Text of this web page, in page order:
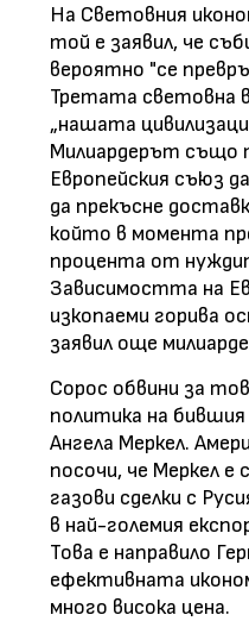
На Световния
той е заявил, че
вероятно "се
Третата световна
„нашата
Милиардерът също
Европейския съюз
да прекъсне
който в момента
процента от
Зависимостта на
изкопаеми горива
заявил още
Сорос обвини за
политика на бившия
Ангела Меркел.
посочи, че Меркел е
газови сделки с
в най-големия
Това е направило
ефективната
много висока цена.